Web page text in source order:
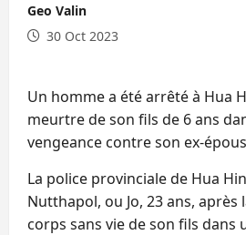
Geo Valin
30 Oct 2023
Un homme a été arrêté à Hua
meurtre de son fils de 6 ans
vengeance contre son ex-
La police provinciale de Hua
Nutthapol, ou Jo, 23 ans, après
corps sans vie de son fils dans